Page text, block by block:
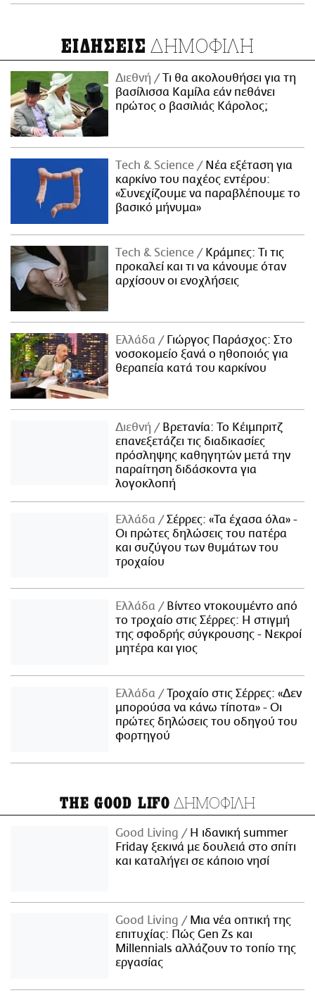
ΕΙΔΗΣΕΙΣ ΔΗΜΟΦΙΛΗ
Διεθνή
Τι θα ακολουθήσει για τη
βασίλισσα Καμίλα εάν πεθάνει
πρώτος ο βασιλιάς Κάρολος;
Τech & Science
Νέα εξέταση για
καρκίνο του παχέος εντέρου:
«Συνεχίζουμε να παραβλέπουμε το
βασικό μήνυμα»
Τech & Science
Κράμπες: Τι τις
προκαλεί και τι να κάνουμε όταν
αρχίσουν οι ενοχλήσεις
Ελλάδα
Γιώργος Παράσχος: Στο
νοσοκομείο ξανά ο ηθοποιός για
θεραπεία κατά του καρκίνου
Διεθνή
Βρετανία: Το Κέιμπριτζ
επανεξετάζει τις διαδικασίες
πρόσληψης καθηγητών μετά την
παραίτηση διδάσκοντα για
λογοκλοπή
Ελλάδα
Σέρρες: «Τα έχασα όλα» -
Οι πρώτες δηλώσεις του πατέρα
και συζύγου των θυμάτων του
τροχαίου
Ελλάδα
Βίντεο ντοκουμέντο από
το τροχαίο στις Σέρρες: Η στιγμή
της σφοδρής σύγκρουσης - Νεκροί
μητέρα και γιος
Ελλάδα
Τροχαίο στις Σέρρες: «Δεν
μπορούσα να κάνω τίποτα» - Οι
πρώτες δηλώσεις του οδηγού του
φορτηγού
THE GOOD LIFO ΔΗΜΟΦΙΛΗ
Good Living
Η ιδανική summer
Friday ξεκινά με δουλειά στο σπίτι
και καταλήγει σε κάποιο νησί
Good Living
Μια νέα οπτική της
επιτυχίας: Πώς Gen Zs και
Millennials αλλάζουν το τοπίο της
εργασίας